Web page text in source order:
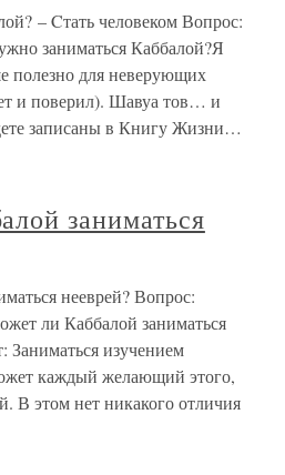
– Cтать человеком Вопрос:
заниматься Каббалой?Я
полезно для неверующих
и поверил). Шавуа тов… и
записаны в Книгу Жизни…
заниматься
нееврей? Вопрос:
ли Каббалой заниматься
Заниматься изучением
каждый желающий этого,
В этом нет никакого отличия